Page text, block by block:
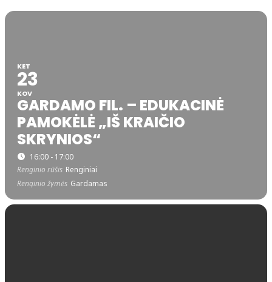
KET
23
KOV
GARDAMO FIL. – EDUKACINĖ
PAMOKĖLĖ „IŠ KRAIČIO
SKRYNIOS“
16:00 - 17:00
Renginio rūšis Renginiai
Renginio žymės Gardamas